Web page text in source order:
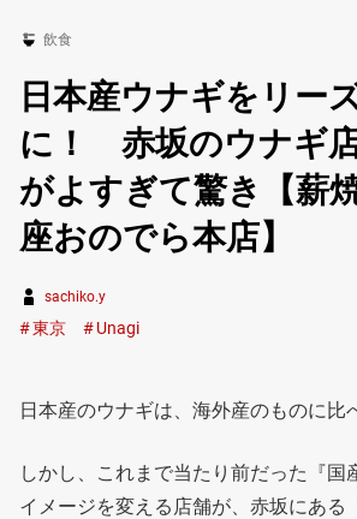
飲食
日本産ウナギをリー
に！ 赤坂のウナギ
がよすぎて驚き【薪
座おのでら本店】
sachiko.y
東京 Unagi
日本産のウナギは、海外産のものに比
しかし、これまで当たり前だった『国
イメージを変える店舗が、赤坂にある